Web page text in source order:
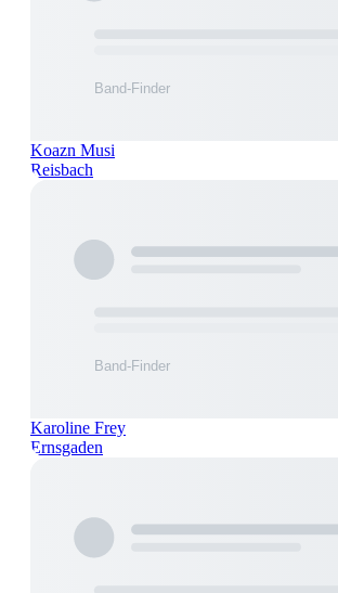
Koazn Musi
Reisbach
Karoline Frey
Ernsgaden